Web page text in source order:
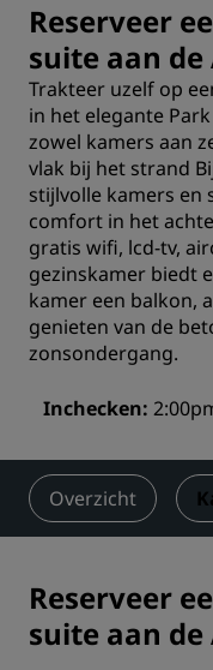
Reserveer
suite aan de
Trakteer uzelf op
in het elegante
zowel kamers aan
vlak bij het strand
stijlvolle kamers en
comfort in het
gratis wifi, lcd-tv,
gezinskamer biedt
kamer een balkon,
genieten van de
zonsondergang.
Inchecken
Overzicht
Reserveer
suite aan de